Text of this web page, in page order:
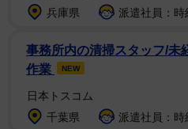
兵庫県
派遣社員：
事務所内の清掃スタッフ/未
作業
NEW
日本トスコム
千葉県
派遣社員：時